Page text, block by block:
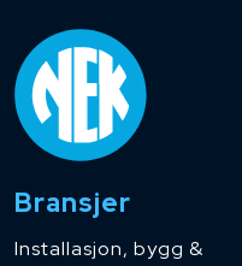
Bransjer
Installasjon, bygg &